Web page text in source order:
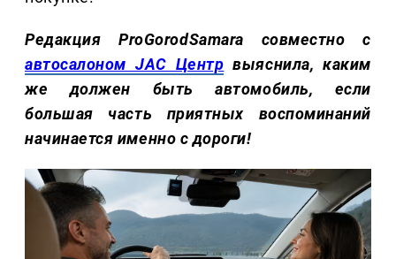
Редакция ProGorodSamara совместно с
автосалоном JAC Центр выяснила, каким
же должен быть автомобиль, если
большая часть приятных воспоминаний
начинается именно с дороги!